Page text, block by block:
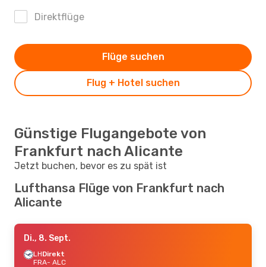
Direktflüge
Flug + Hotel suchen
Flüge suchen
Günstige Flugangebote von
Frankfurt nach Alicante
Jetzt buchen, bevor es zu spät ist
Lufthansa Flüge von Frankfurt nach
Alicante
Di., 8. Sept.
LHDirekt
FRA- ALC